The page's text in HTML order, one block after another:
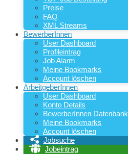
Preise
FAQ
XML Streams
BewerberInnen
User Dashboard
Profileintrag
Job Alarm
Meine Bookmarks
Account löschen
ArbeitgeberInnen
User Dashboard
Konto Details
BewerberInnen Datenbank
Meine Bookmarks
Account löschen
Jobsuche
Jobeintrag